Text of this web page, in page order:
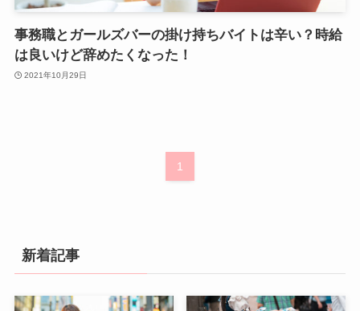
事務職とガールズバーの掛け持ちバイトは辛い？時給
は良いけど辞めたくなった！
2021年10月29日
1
新着記事